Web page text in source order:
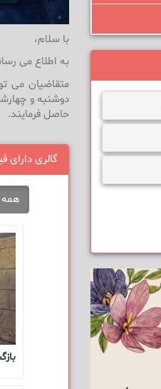
با سلام،
به اطلاع می
متقاضیان می
دوشنبه و
حاصل فرمایند.
گالری دارای
همه